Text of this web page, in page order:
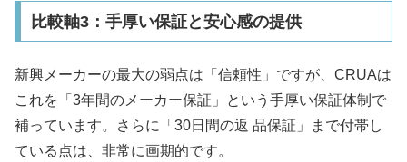
比較軸3：手厚い保証と安心感の提供
新興メーカーの最大の弱点は「信頼性」ですが、CRUAは
これを「3年間のメーカー保証」という手厚い保証体制で
補っています。さらに「30日間の返 品保証」まで付帯し
ている点は、非常に画期的です。